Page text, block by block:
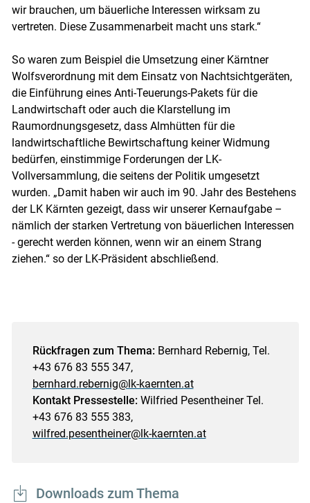
wir brauchen, um bäuerliche Interessen wirksam zu
vertreten. Diese Zusammenarbeit macht uns stark.“
So waren zum Beispiel die Umsetzung einer Kärntner
Wolfsverordnung mit dem Einsatz von Nachtsichtgeräten,
die Einführung eines Anti-Teuerungs-Pakets für die
Landwirtschaft oder auch die Klarstellung im
Raumordnungsgesetz, dass Almhütten für die
landwirtschaftliche Bewirtschaftung keiner Widmung
bedürfen, einstimmige Forderungen der LK-
Vollversammlung, die seitens der Politik umgesetzt
wurden. „Damit haben wir auch im 90. Jahr des Bestehens
der LK Kärnten gezeigt, dass wir unserer Kernaufgabe –
nämlich der starken Vertretung von bäuerlichen Interessen
- gerecht werden können, wenn wir an einem Strang
ziehen.“ so der LK-Präsident abschließend.
Rückfragen zum Thema: Bernhard Rebernig, Tel.
+43 676 83 555 347,
bernhard.rebernig@lk-kaernten.at
Kontakt Pressestelle: Wilfried Pesentheiner Tel.
+43 676 83 555 383,
wilfred.pesentheiner@lk-kaernten.at
Downloads zum Thema